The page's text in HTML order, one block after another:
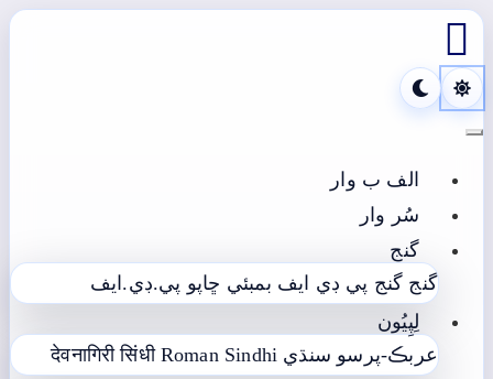

Toggle navigation
الف ب وار
سُر وار
گنج
گنج گنج پي ڊي ايف بمبئي ڇاپو پي.ڊي.ايف
لِپِيُون
عربڪ-پرسو سنڌي
देवनागिरी सिंधी Roman Sindhi